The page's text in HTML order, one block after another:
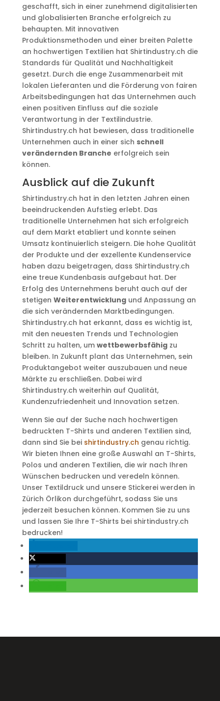
geschafft, sich in einer zunehmend digitalisierten
und globalisierten Branche erfolgreich zu
behaupten. Mit innovativen
Produktionsmethoden und einer breiten Palette
an hochwertigen Textilien hat Shirtindustry.ch die
Standards für Qualität und Nachhaltigkeit
gesetzt. Durch die enge Zusammenarbeit mit
lokalen Lieferanten und die Förderung von fairen
Arbeitsbedingungen hat das Unternehmen auch
einen positiven Einfluss auf die soziale
Verantwortung in der Textilindustrie.
Shirtindustry.ch hat bewiesen, dass traditionelle
Unternehmen auch in einer sich schnell
verändernden Branche erfolgreich sein
können.
Ausblick auf die Zukunft
Shirtindustry.ch hat in den letzten Jahren einen
beeindruckenden Aufstieg erlebt. Das
traditionelle Unternehmen hat sich erfolgreich
auf dem Markt etabliert und konnte seinen
Umsatz kontinuierlich steigern. Die hohe Qualität
der Produkte und der exzellente Kundenservice
haben dazu beigetragen, dass Shirtindustry.ch
eine treue Kundenbasis aufgebaut hat. Der
Erfolg des Unternehmens beruht auch auf der
stetigen Weiterentwicklungund Anpassung an
die sich verändernden Marktbedingungen.
Shirtindustry.ch hat erkannt, dass es wichtig ist,
mit den neuesten Trends und Technologien
Schritt zu halten, um wettbewerbsfähigzu
bleiben. In Zukunft plant das Unternehmen, sein
Produktangebot weiter auszubauen und neue
Märkte zu erschließen. Dabei wird
Shirtindustry.ch weiterhin auf Qualität,
Kundenzufriedenheit und Innovation setzen.
Wenn Sie auf der Suche nach hochwertigen
bedruckten T-Shirts und anderen Textilien sind,
dann sind Sie bei shirtindustry.ch genau richtig.
Wir bieten Ihnen eine große Auswahl an T-Shirts,
Polos und anderen Textilien, die wir nach Ihren
Wünschen bedrucken und veredeln können.
Unser Textildruck und unsere Stickerei werden in
Zürich Örlikon durchgeführt, sodass Sie uns
jederzeit besuchen können. Kommen Sie zu uns
und lassen Sie Ihre T-Shirts bei shirtindustry.ch
bedrucken!